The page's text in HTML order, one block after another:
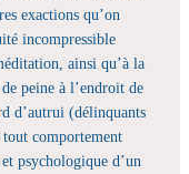
exactions qu’on
incompressible
ainsi qu’à la
peine à l’endroit de
d’autrui (délinquants
comportement
psychologique d’un